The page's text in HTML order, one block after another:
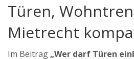
Türen,
Mietrecht
Im Beitrag „Wer darf Türen